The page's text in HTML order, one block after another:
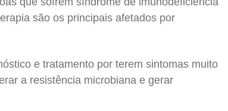
são os principais afetados por
e tratamento por terem sintomas muito
a resistência microbiana e gerar